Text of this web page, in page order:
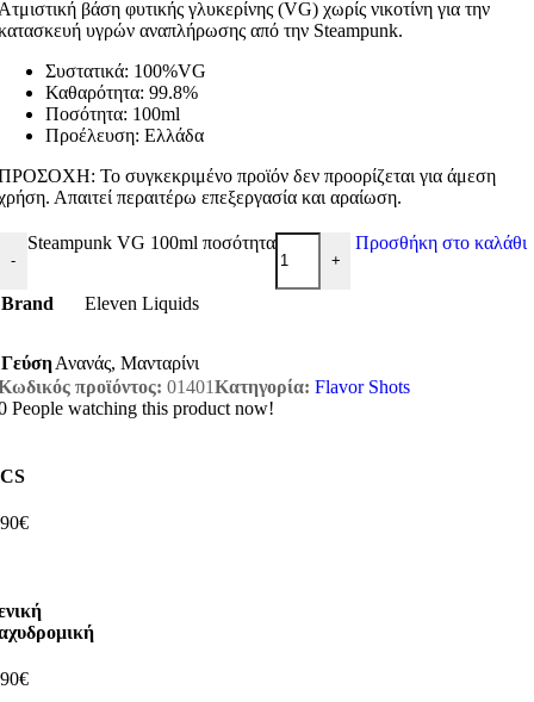
βάση φυτικής γλυκερίνης (VG) χωρίς νικοτίνη για την
υγρών αναπλήρωσης από την Steampunk.
Συστατικά: 100%VG
Καθαρότητα: 99.8%
Ποσότητα: 100ml
Προέλευση: Ελλάδα
Το συγκεκριμένο προϊόν δεν προορίζεται για άμεση
Απαιτεί περαιτέρω επεξεργασία και αραίωση.
-
Steampunk VG 100ml ποσότητα
+
Προσθήκη στο καλάθι
Brand Eleven Liquids
ΓεύσηΑνανάς, Μανταρίνι
προϊόντος: 01401Κατηγορία: Flavor Shots
People watching this product now!